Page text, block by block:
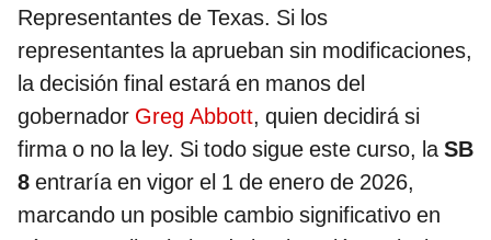
Representantes de Texas. Si los
representantes la aprueban sin modificaciones,
la decisión final estará en manos del
gobernador Greg Abbott, quien decidirá si
firma o no la ley. Si todo sigue este curso, laSB
8 entraría en vigor el 1 de enero de 2026,
marcando un posible cambio significativo en